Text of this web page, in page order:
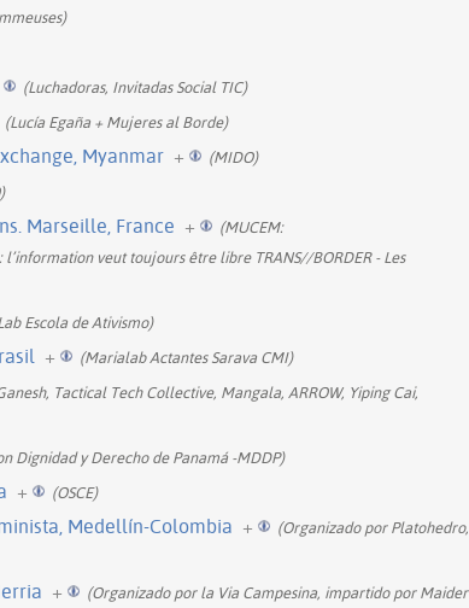
(Luchadoras, Invitadas Social TIC)
(Lucía Egaña + Mujeres al Borde)
Myanmar + (MIDO)
Marseille, France +
(MUCEM:
veut toujours être libre TRANS//BORDER - Les
Escola de Ativismo)
+ (Marialab Actantes Sarava CMI)
Tactical Tech Collective, Mangala, ARROW, Yiping Cai,
Dignidad y Derecho de Panamá -MDDP)
+ (OSCE)
Medellín-Colombia +
(Organizado por Platohedro,
+
(Organizado por la Via Campesina, impartido por Maider